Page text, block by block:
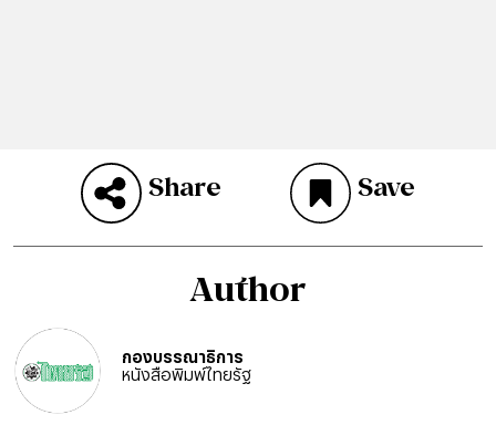
Share Save
Author
กองบรรณาธิการ
หนังสือพิมพ์ไทยรัฐ